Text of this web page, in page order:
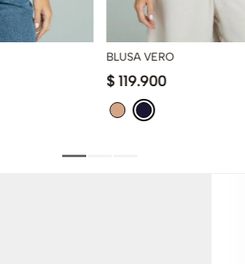
BLUSA VERO
$ 119.900